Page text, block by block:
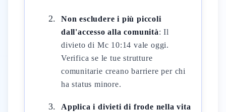
Non escludere i più piccoli
dall'accesso alla comunità: Il
divieto di Mc 10:14 vale oggi.
Verifica se le tue strutture
comunitarie creano barriere per chi
ha status minore.
Applica i divieti di frode nella vita